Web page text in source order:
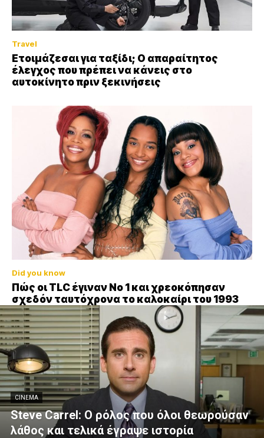
Travel
Ετοιμάζεσαι για ταξίδι; Ο απαραίτητος
έλεγχος που πρέπει να κάνεις στο
αυτοκίνητο πριν ξεκινήσεις
Did you know
Πώς οι TLC έγιναν Νο 1 και χρεοκόπησαν
σχεδόν ταυτόχρονα το καλοκαίρι του 1993
CINEMA
Steve Carrel: Ο ρόλος που όλοι θεωρούσαν
λάθος και τελικά έγραψε ιστορία